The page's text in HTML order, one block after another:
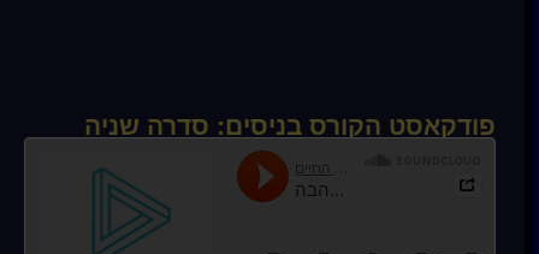
פודקאסט הקורס בניסים: סדרה שניה